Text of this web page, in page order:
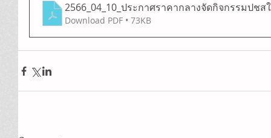
2566_04_10_ประกาศราคากลางจัดกิจกรรมปชส
Download PDF • 73KB